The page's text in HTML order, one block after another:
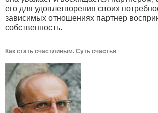
его для удовлетворения своих
зависимых отношениях партнер
собственность.
Как стать счастливым. Суть счастья